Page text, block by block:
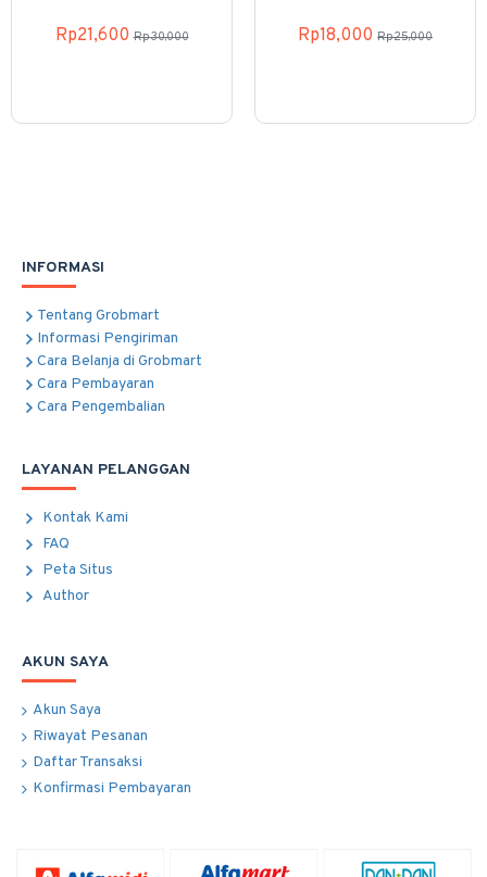
Rp21,600 Rp30,000 Rp18,000 Rp25,000
INFORMASI
Tentang Grobmart
Informasi Pengiriman
Cara Belanja di Grobmart
Cara Pembayaran
Cara Pengembalian
LAYANAN PELANGGAN
Kontak Kami
FAQ
Peta Situs
Author
AKUN SAYA
Akun Saya
Riwayat Pesanan
Daftar Transaksi
Konfirmasi Pembayaran